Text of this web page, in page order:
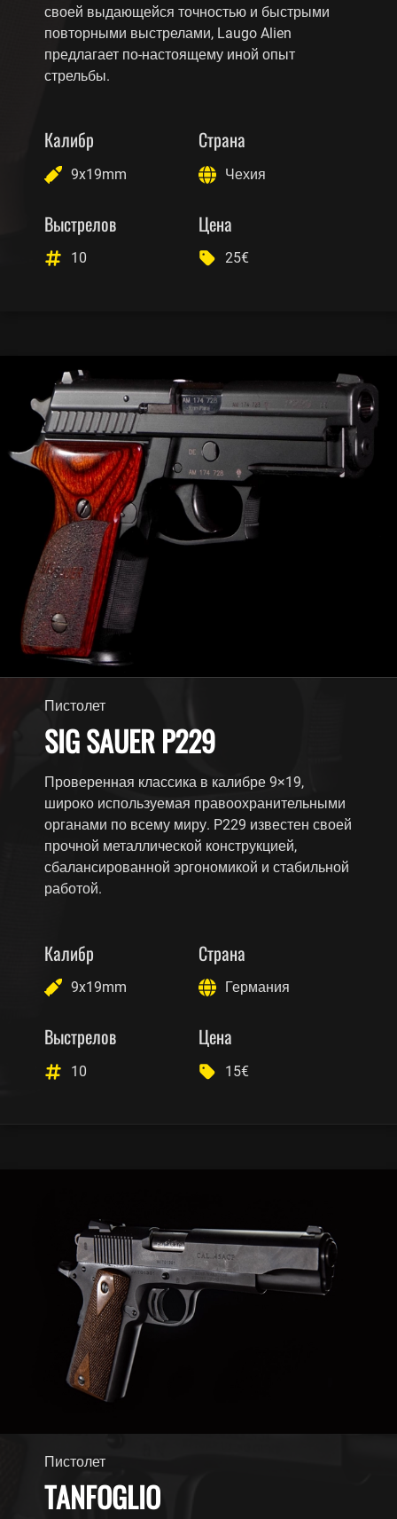
своей выдающейся точностью и быстрыми
повторными выстрелами, Laugo Alien
предлагает по-настоящему иной опыт
стрельбы.
Калибр
9x19mm
Страна
Чехия
Выстрелов
10
Цена
25€
Пистолет
SIG SAUER P229
Проверенная классика в калибре 9×19,
широко используемая правоохранительными
органами по всему миру. P229 известен своей
прочной металлической конструкцией,
сбалансированной эргономикой и стабильной
работой.
Калибр
9x19mm
Страна
Германия
Выстрелов
10
Цена
15€
Пистолет
TANFOGLIO